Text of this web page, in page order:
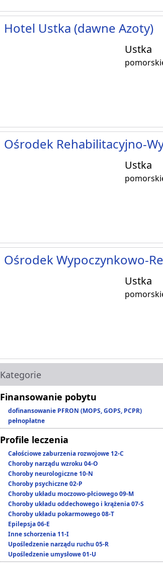
Hotel Ustka (dawne Azoty)
Ustka
Ośrodek Rehabilitacyjno-
Ustka
Ośrodek Wypoczynkowo-
Ustka
Kategorie
Finansowanie pobytu
dofinansowanie PFRON (MOPS, GOPS, PCPR)
pełnopłatne
Profile leczenia
Całościowe zaburzenia rozwojowe 12-C
Choroby narządu wzroku 04-O
Choroby neurologiczne 10-N
Choroby psychiczne 02-P
Choroby układu moczowo-płciowego 09-M
Choroby układu oddechowego i krążenia 07-S
Choroby układu pokarmowego 08-T
Epilepsja 06-E
Inne schorzenia 11-I
Upośledzenie narządu ruchu 05-R
Upośledzenie umysłowe 01-U